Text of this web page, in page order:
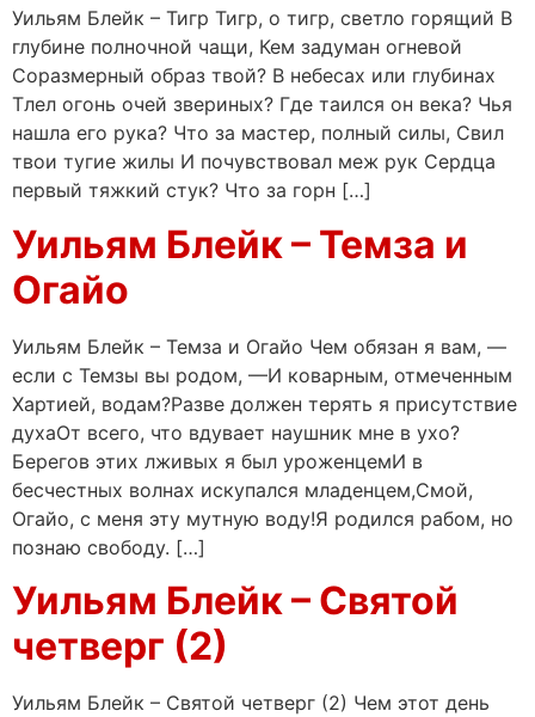
Уильям Блейк – Тигр Тигр, о тигр, светло горящий В
глубине полночной чащи, Кем задуман огневой
Соразмерный образ твой? В небесах или глубинах
Тлел огонь очей звериных? Где таился он века? Чья
нашла его рука? Что за мастер, полный силы, Свил
твои тугие жилы И почувствовал меж рук Сердца
первый тяжкий стук? Что за горн […]
Уильям Блейк – Темза и
Огайо
Уильям Блейк – Темза и Огайо Чем обязан я вам, —
если с Темзы вы родом, —И коварным, отмеченным
Хартией, водам?Разве должен терять я присутствие
духаОт всего, что вдувает наушник мне в ухо?
Берегов этих лживых я был уроженцемИ в
бесчестных волнах искупался младенцем,Смой,
Огайо, с меня эту мутную воду!Я родился рабом, но
познаю свободу. […]
Уильям Блейк – Святой
четверг (2)
Уильям Блейк – Святой четверг (2) Чем этот день